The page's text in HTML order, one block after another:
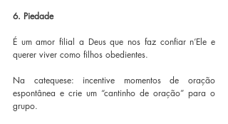
6. Piedade
É um amor filial a Deus que nos faz confiar n’Ele e
querer viver como filhos obedientes.
Na catequese: incentive momentos de oração
espontânea e crie um “cantinho de oração” para o
grupo.